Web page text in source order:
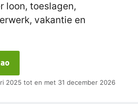
loon, toeslagen,
vakantie en
2025 tot en met 31 december 2026